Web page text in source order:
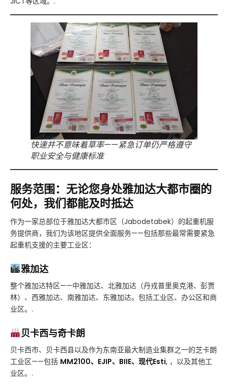
快速并不意味着草率——紧急订单仍严格遵守
职业安全与健康标准
服务范围：无论您身处雅加达大都市圈的
何处，我们都能及时抵达
作为一家总部位于雅加达大都市区（Jabodetabek）的起重机服
务提供商，我们为该地区提供全面服务——包括那些最常需要紧急
起重机支援的主要工业区：
雅加达
整个雅加达特区——中雅加达、北雅加达（丹戎普里奥克港、彭贾
林）、西雅加达、南雅加达、东雅加达。包括工业区、办公区和商
业区。.
贝卡西与奇卡朗
贝卡西市、贝卡西县以及作为东南亚最大制造业集群之一的芝卡朗
工业区——包括 MM2100、EJIP、BIIE、现代Esti, ，以及其他工
业区。.